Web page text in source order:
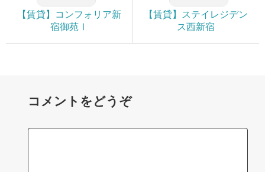
【賃貸】コンフォリア新
宿御苑Ⅰ
【賃貸】ステイレジデン
ス西新宿
コメントをどうぞ